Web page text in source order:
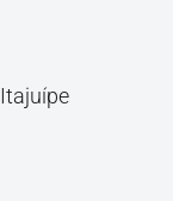
Itajuípe